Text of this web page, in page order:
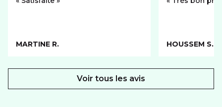
MARTINE R. HOUSSEM S.
Voir tous les avis